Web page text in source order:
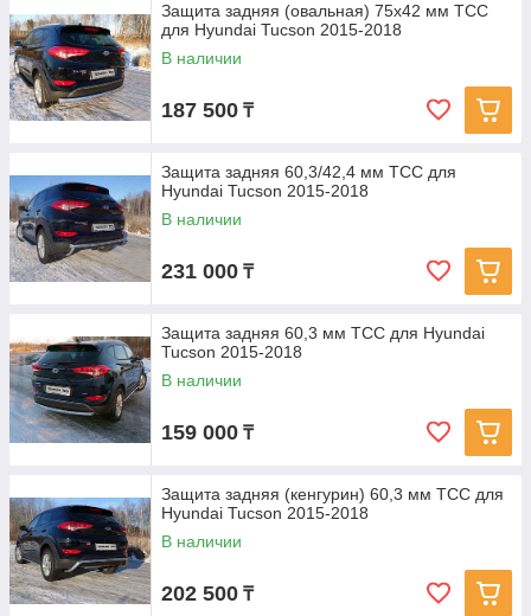
Защита задняя (овальная) 75х42 мм ТСС
для Hyundai Tucson 2015-2018
В наличии
187 500 ₸
Защита задняя 60,3/42,4 мм ТСС для
Hyundai Tucson 2015-2018
В наличии
231 000 ₸
Защита задняя 60,3 мм ТСС для Hyundai
Tucson 2015-2018
В наличии
159 000 ₸
Защита задняя (кенгурин) 60,3 мм ТСС для
Hyundai Tucson 2015-2018
В наличии
202 500 ₸